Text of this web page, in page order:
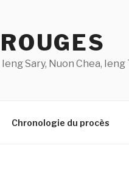
Sary, Nuon Chea,
Chronologie du procès